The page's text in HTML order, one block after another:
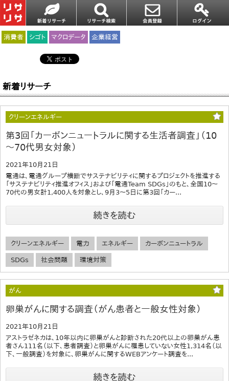
消費者 シゴト マクロデータ 企業経営
新着リサーチ
クリーンエネルギー
第3回「カーボンニュートラルに関する生活者調査」（10
～70代男女対象）
2021年10月21日
電通は、電通グループ横断でサステナビリティに関するプロジェクトを推進する
「サステナビリティ推進オフィス」および「電通Team SDGs」のもと、全国10～
70代の男女計1,400人を対象とし、9月3～5日に第3回「カー...
続きを読む
クリーンエネルギー 電力 エネルギー カーボンニュートラル
SDGs 社会問題 環境対策
がん
卵巣がんに関する調査（がん患者と一般女性対象）
2021年10月21日
アストラゼネカは、10年以内に卵巣がんと診断された20代以上の卵巣がん患
者さん111名（以下、患者調査）と卵巣がんに罹患していない女性1,314名（以
下、一般調査）を対象に、卵巣がんに関するWEBアンケート調査を...
続きを読む